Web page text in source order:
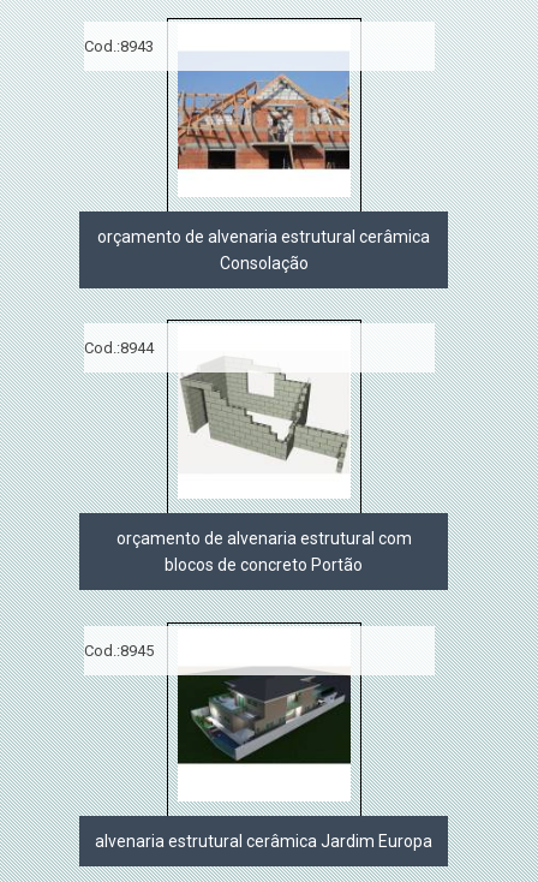
Cod.:8943
orçamento de alvenaria estrutural cerâmica
Consolação
Cod.:8944
orçamento de alvenaria estrutural com
blocos de concreto Portão
Cod.:8945
alvenaria estrutural cerâmica Jardim Europa